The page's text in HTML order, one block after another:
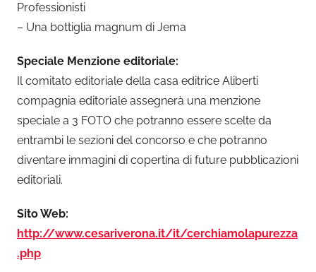
Professionisti
– Una bottiglia magnum di Jema
Speciale Menzione editoriale:
Il comitato editoriale della casa editrice Aliberti
compagnia editoriale assegnerà una menzione
speciale a 3 FOTO che potranno essere scelte da
entrambi le sezioni del concorso e che potranno
diventare immagini di copertina di future pubblicazioni
editoriali.
Sito Web:
http://www.cesariverona.it/it/cerchiamolapurezza
.php